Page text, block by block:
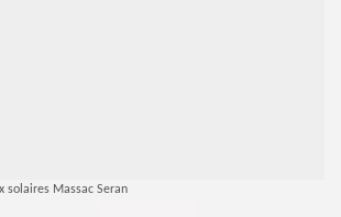
solaires Massac Seran